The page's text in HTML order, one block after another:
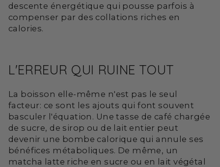
descente énergétique qui pousse parfois à
compenser par des collations riches en
calories.
L'ERREUR QUI RUINE TOUT
La boisson elle-même n'est pas le seul
facteur: ce sont les ajouts qui font souvent
basculer l'équation. Une tasse de café chargée
de sucre, de sirop ou de lait entier peut
devenir une bombe calorique qui annule ses
bénéfices métaboliques. De même, un
matcha latte riche en sucre ou en lait végétal